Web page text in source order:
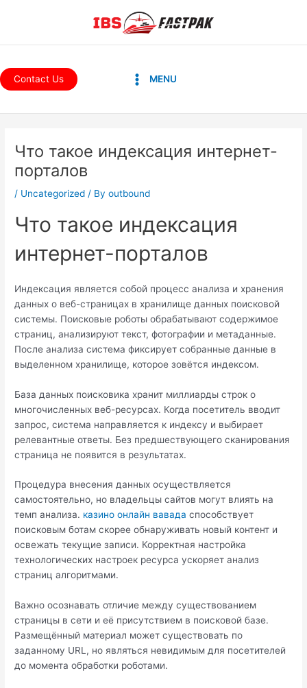
Contact Us
Menu
MENU
Что такое индексация интернет-
порталов
/ Uncategorized / Byoutbound
Что такое индексация
интернет-порталов
Индексация является собой процесс анализа и хранения
данных о веб-страницах в хранилище данных поисковой
системы. Поисковые роботы обрабатывают содержимое
страниц, анализируют текст, фотографии и метаданные.
После анализа система фиксирует собранные данные в
выделенном хранилище, которое зовётся индексом.
База данных поисковика хранит миллиарды строк о
многочисленных веб-ресурсах. Когда посетитель вводит
запрос, система направляется к индексу и выбирает
релевантные ответы. Без предшествующего сканирования
страница не появится в результатах.
Процедура внесения данных осуществляется
самостоятельно, но владельцы сайтов могут влиять на
темп анализа. казино онлайн вавада способствует
поисковым ботам скорее обнаруживать новый контент и
освежать текущие записи. Корректная настройка
технологических настроек ресурса ускоряет анализ
страниц алгоритмами.
Важно осознавать отличие между существованием
страницы в сети и её присутствием в поисковой базе.
Размещённый материал может существовать по
заданному URL, но являться невидимым для посетителей
до момента обработки роботами.